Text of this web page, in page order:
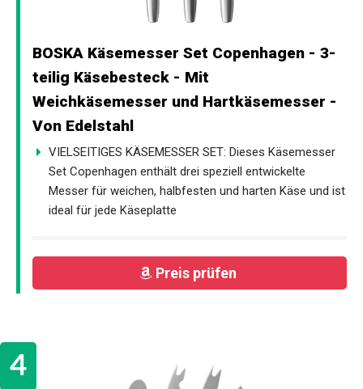
BOSKA Käsemesser Set Copenhagen - 3-
teilig Käsebesteck - Mit
Weichkäsemesser und Hartkäsemesser -
Von Edelstahl
VIELSEITIGES KÄSEMESSER SET: Dieses Käsemesser
Set Copenhagen enthält drei speziell entwickelte
Messer für weichen, halbfesten und harten Käse und ist
ideal für jede Käseplatte
Preis prüfen